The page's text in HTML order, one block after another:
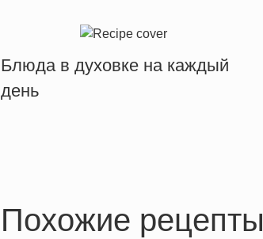
Блюда в духовке на каждый
день
Похожие рецепты